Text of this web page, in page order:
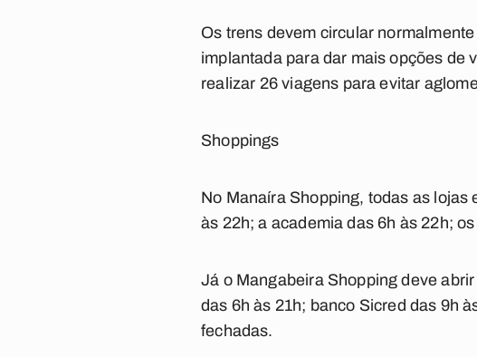
Os trens devem circular
implantada para dar mais opções de
realizar 26 viagens para evitar
Shoppings
No Manaíra Shopping, todas as lojas
às 22h; a academia das 6h às 22h;
Já o Mangabeira Shopping deve
das 6h às 21h; banco Sicred das 9h
fechadas.